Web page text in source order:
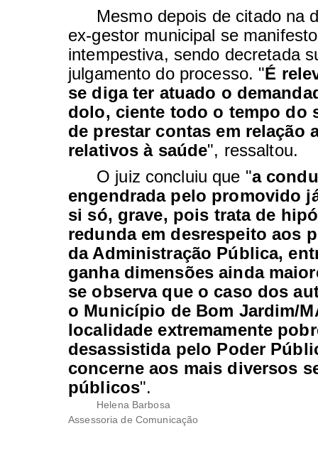
Mesmo depois de citado na
ex-gestor municipal se
intempestiva, sendo decretada
julgamento do processo. "É
se diga ter atuado o
dolo, ciente todo o tempo do
de prestar contas em relação
relativos à saúde", ressaltou.
O juiz concluiu que "a
engendrada pelo promovido
si só, grave, pois trata de
redunda em desrespeito aos
da Administração Pública,
ganha dimensões ainda
se observa que o caso dos
o Município de Bom Jardim/
localidade extremamente
desassistida pelo Poder
concerne aos mais diversos
públicos".
Helena Barbosa
Assessoria de Comunicação